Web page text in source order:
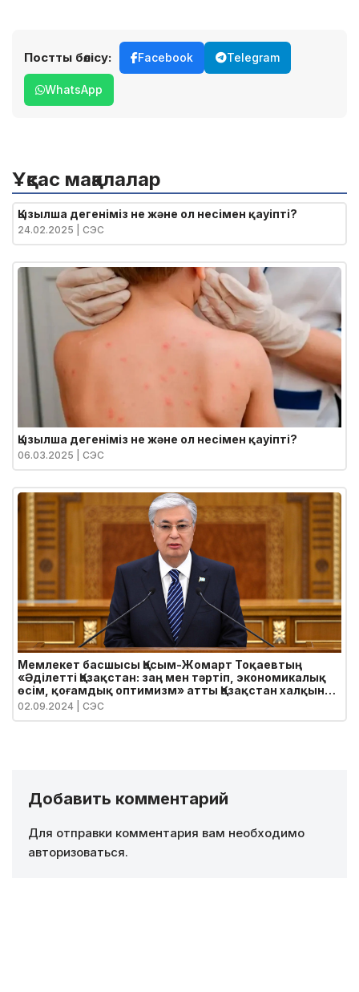
Постты бөлісу: Facebook Telegram
WhatsApp
Ұқсас мақалалар
Қызылша дегеніміз не және ол несімен қауіпті?
24.02.2025 | СЭС
Қызылша дегеніміз не және ол несімен қауіпті?
06.03.2025 | СЭС
Мемлекет басшысы Қасым-Жомарт Тоқаевтың
«Әділетті Қазақстан: заң мен тәртіп, экономикалық
өсім, қоғамдық оптимизм» атты Қазақстан халқына
Жолдауы
02.09.2024 | СЭС
Добавить комментарий
Для отправки комментария вам необходимо
авторизоваться.